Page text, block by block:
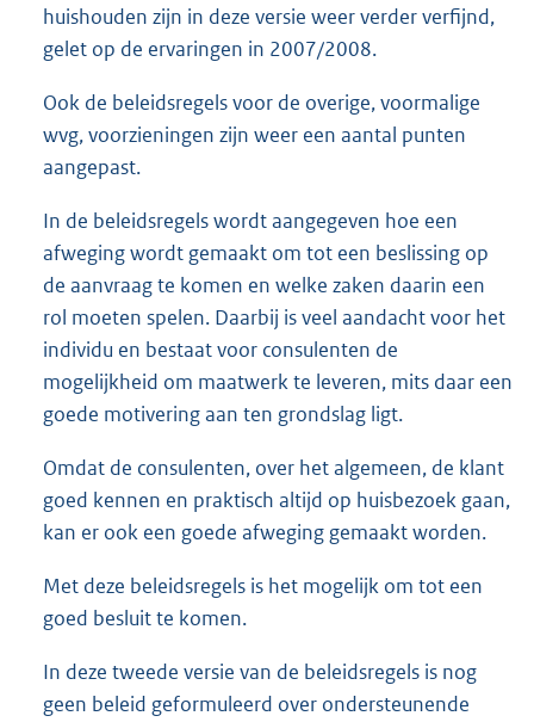
huishouden zijn in deze versie weer verder verfijnd,
gelet op de ervaringen in 2007/2008.
Ook de beleidsregels voor de overige, voormalige
wvg, voorzieningen zijn weer een aantal punten
aangepast.
In de beleidsregels wordt aangegeven hoe een
afweging wordt gemaakt om tot een beslissing op
de aanvraag te komen en welke zaken daarin een
rol moeten spelen. Daarbij is veel aandacht voor het
individu en bestaat voor consulenten de
mogelijkheid om maatwerk te leveren, mits daar een
goede motivering aan ten grondslag ligt.
Omdat de consulenten, over het algemeen, de klant
goed kennen en praktisch altijd op huisbezoek gaan,
kan er ook een goede afweging gemaakt worden.
Met deze beleidsregels is het mogelijk om tot een
goed besluit te komen.
In deze tweede versie van de beleidsregels is nog
geen beleid geformuleerd over ondersteunende